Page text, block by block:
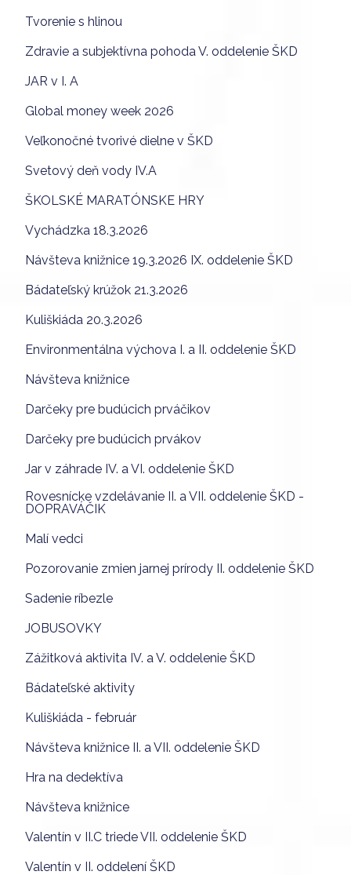
Tvorenie s hlinou
Zdravie a subjektívna pohoda V. oddelenie ŠKD
JAR v I. A
Global money week 2026
Veľkonočné tvorivé dielne v ŠKD
Svetový deň vody IV.A
ŠKOLSKÉ MARATÓNSKE HRY
Vychádzka 18.3.2026
Návšteva knižnice 19.3.2026 IX. oddelenie ŠKD
Bádateľský krúžok 21.3.2026
Kuliškiáda 20.3.2026
Environmentálna výchova I. a II. oddelenie ŠKD
Návšteva knižnice
Darčeky pre budúcich prváčikov
Darčeky pre budúcich prvákov
Jar v záhrade IV. a VI. oddelenie ŠKD
Rovesnícke vzdelávanie II. a VII. oddelenie ŠKD -
DOPRAVÁČIK
Malí vedci
Pozorovanie zmien jarnej prírody II. oddelenie ŠKD
Sadenie ríbezle
JOBUSOVKY
Zážitková aktivita IV. a V. oddelenie ŠKD
Bádateľské aktivity
Kuliškiáda - február
Návšteva knižnice II. a VII. oddelenie ŠKD
Hra na dedektíva
Návšteva knižnice
Valentín v II.C triede VII. oddelenie ŠKD
Valentín v II. oddelení ŠKD